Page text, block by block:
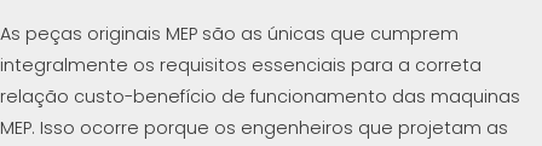
As peças originais MEP são as únicas que cumprem
integralmente os requisitos essenciais para a correta
relação custo-benefício de funcionamento das maquinas
MEP. Isso ocorre porque os engenheiros que projetam as